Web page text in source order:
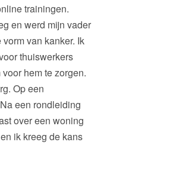
trainingen.
en werd mijn vader
van kanker. Ik
thuiswerkers
hem te zorgen.
Op een
een rondleiding
over een woning
ik kreeg de kans